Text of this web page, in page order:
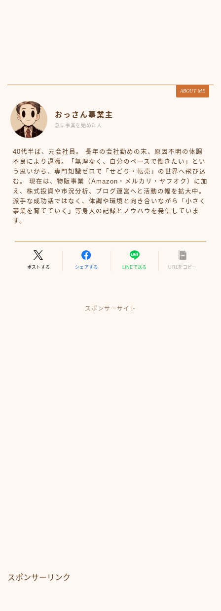
ABOUT ME
おっさん事業主
急に事業を始めた人
40代半ば、元会社員。 長年の会社勤めの末、原因不明の体調
不良により退職。「無理なく、自分のペースで働きたい」とい
う思いから、専門知識ゼロで「せどり・転売」の世界へ飛び込
む。 現在は、物販事業（Amazon・メルカリ・ヤフオク）に加
え、株式投資や市況分析、ブログ運営へと活動の幅を拡大中。
派手な成功話ではなく、体調や環境と向き合いながら「小さく
事業を育てていく」等身大の記録とノウハウを発信していま
す。
ポストする シェアする LINEで送る URLをコピー
スポンサーサイト
スポンサーリンク